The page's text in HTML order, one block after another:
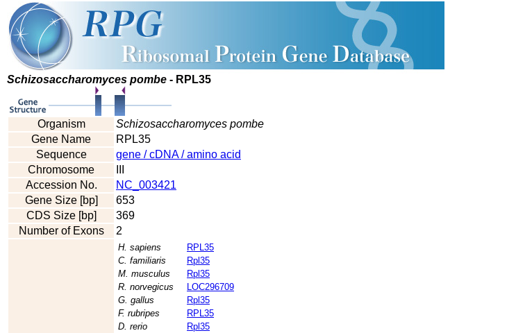
Schizosaccharomyces pombe - RPL35
Organism
Schizosaccharomyces pombe
Gene Name
RPL35
Sequence
gene / cDNA / amino acid
Chromosome
Accession No.
NC_003421
Gene Size [bp]
653
CDS Size [bp]
369
Number of Exons
2
H. sapiens
RPL35
C. familiaris
Rpl35
M. musculus
Rpl35
R. norvegicus
LOC296709
G. gallus
Rpl35
F. rubripes
RPL35
D. rerio
Rpl35